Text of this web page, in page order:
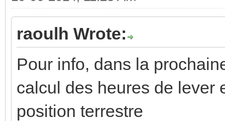
raoulh Wrote:
Pour info, dans la
calcul des heures de lever
position terrestre